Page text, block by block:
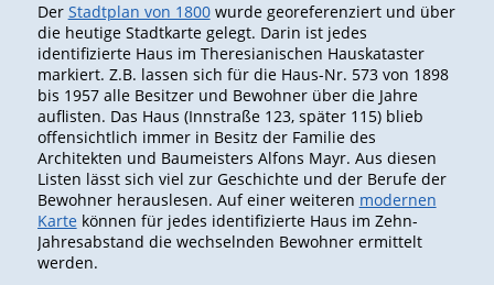
Der Stadtplan von 1800wurde georeferenziert und über
die heutige Stadtkarte gelegt. Darin ist jedes
identifizierte Haus im Theresianischen Hauskataster
markiert. Z.B. lassen sich für die Haus-Nr. 573 von 1898
bis 1957 alle Besitzer und Bewohner über die Jahre
auflisten. Das Haus (Innstraße 123, später 115) blieb
offensichtlich immer in Besitz der Familie des
Architekten und Baumeisters Alfons Mayr. Aus diesen
Listen lässt sich viel zur Geschichte und der Berufe der
Bewohner herauslesen. Auf einer weiteren modernen
Karte können für jedes identifizierte Haus im Zehn-
Jahresabstand die wechselnden Bewohner ermittelt
werden.